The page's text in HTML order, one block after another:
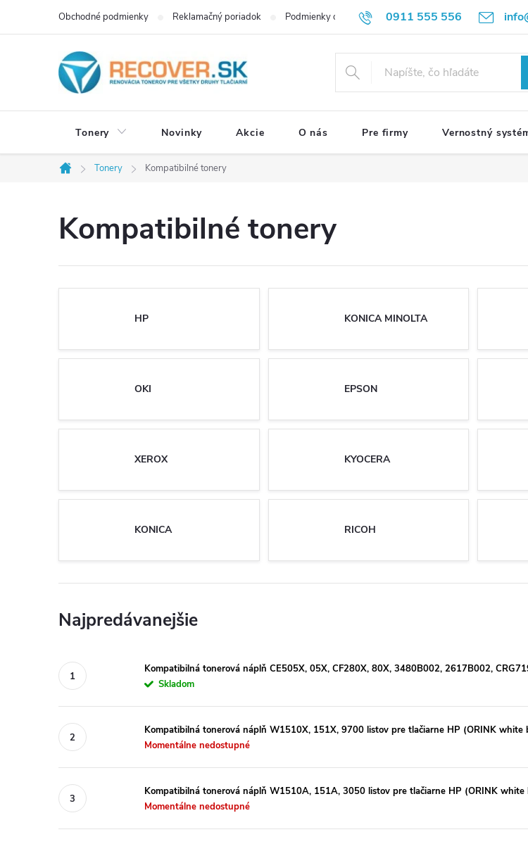
0911 555 556
Obchodné podmienky Reklamačný poriadok Podmienky ochrany osobných údajov Formulár na
Tonery Novinky Akcie O nás Pre firmy Vernostný
Domov
Tonery Kompatibilné tonery
Kompatibilné tonery
HP KONICA MINOLTA
OKI EPSON
XEROX KYOCERA
KONICA RICOH
Najpredávanejšie
Kompatibilná tonerová náplň CE505X, 05X, CF280X, 80X, 3480B002, 2617B002,
Skladom
Kompatibilná tonerová náplň W1510X, 151X, 9700 listov pre tlačiarne HP (ORINK white
Momentálne nedostupné
Kompatibilná tonerová náplň W1510A, 151A, 3050 listov pre tlačiarne HP (ORINK white
Momentálne nedostupné